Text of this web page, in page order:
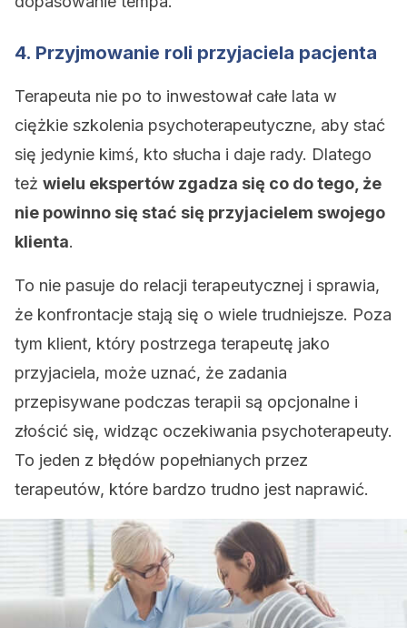
4. Przyjmowanie roli przyjaciela pacjenta
Terapeuta nie po to inwestował całe lata w
ciężkie szkolenia psychoterapeutyczne, aby stać
się jedynie kimś, kto słucha i daje rady. Dlatego
też wielu ekspertów zgadza się co do tego, że
nie powinno się stać się przyjacielem swojego
klienta.
To nie pasuje do relacji terapeutycznej i sprawia,
że konfrontacje stają się o wiele trudniejsze. Poza
tym klient, który postrzega terapeutę jako
przyjaciela, może uznać, że zadania
przepisywane podczas terapii są opcjonalne i
złościć się, widząc oczekiwania psychoterapeuty.
To jeden z błędów popełnianych przez
terapeutów, które bardzo trudno jest naprawić.